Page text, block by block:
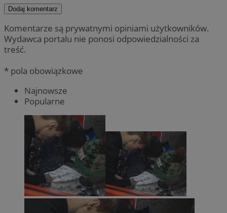
Dodaj komentarz
Komentarze są prywatnymi opiniami użytkowników.
Wydawca portalu nie ponosi odpowiedzialności za
treść.
* pola obowiązkowe
Najnowsze
Popularne